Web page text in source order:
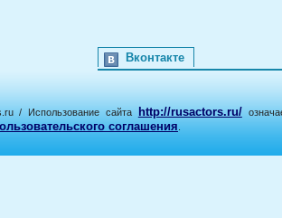
Вконтакте
/ Использование сайта http://rusactors.ru/
соглашения